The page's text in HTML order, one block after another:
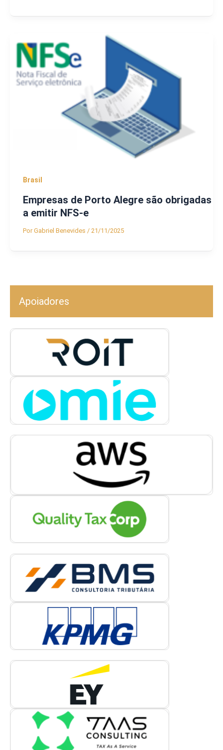
Brasil
Empresas de Porto Alegre são obrigadas
a emitir NFS-e
PorGabriel Benevides / 21/11/2025
Apoiadores